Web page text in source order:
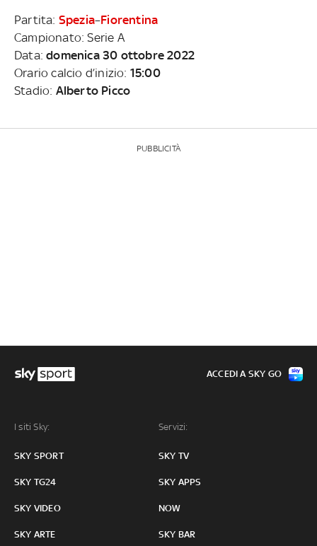
Partita: Spezia–Fiorentina
Campionato: Serie A
Data:domenica 30 ottobre 2022
Orario calcio d’inizio: 15:00
Stadio: Alberto Picco
PUBBLICITÀ
I siti Sky:
SKY SPORT
SKY TG24
SKY VIDEO
SKY ARTE
Servizi:
SKY TV
SKY APPS
NOW
SKY BAR
ACCEDI A SKY GO